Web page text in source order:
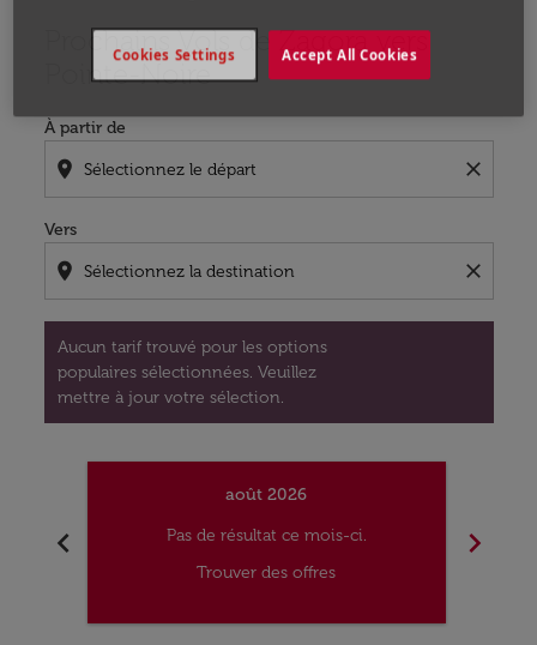
Prochains Vols de Zagora vers
Pointe-Noire
À partir de
location_on close
Vers
location_on close
Aucun tarif trouvé pour les options
populaires sélectionnées. Veuillez
mettre à jour votre sélection.
Aucun tarif trouvé pour les options populaires
chevron_left
août 2026
Pas de résultat ce mois-ci.
Trouver des offres
chevron_right
Accept All Cookies
Cookies Settings